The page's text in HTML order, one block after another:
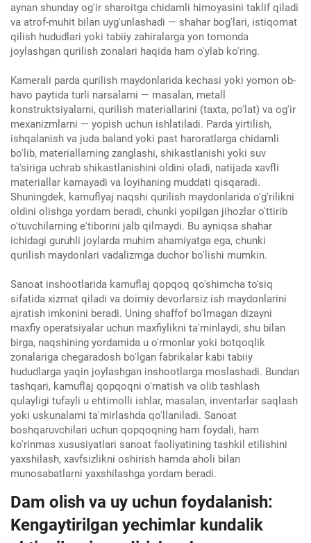
aynan shunday og'ir sharoitga chidamli himoyasini taklif qiladi
va atrof-muhit bilan uyg'unlashadi — shahar bog'lari, istiqomat
qilish hududlari yoki tabiiy zahiralarga yon tomonda
joylashgan qurilish zonalari haqida ham o'ylab ko'ring.
Kamerali parda qurilish maydonlarida kechasi yoki yomon ob-
havo paytida turli narsalarni — masalan, metall
konstruktsiyalarni, qurilish materiallarini (taxta, po'lat) va og'ir
mexanizmlarni — yopish uchun ishlatiladi. Parda yirtilish,
ishqalanish va juda baland yoki past haroratlarga chidamli
bo'lib, materiallarning zanglashi, shikastlanishi yoki suv
ta'siriga uchrab shikastlanishini oldini oladi, natijada xavfli
materiallar kamayadi va loyihaning muddati qisqaradi.
Shuningdek, kamuflyaj naqshi qurilish maydonlarida o'g'rilikni
oldini olishga yordam beradi, chunki yopilgan jihozlar o'ttirib
o'tuvchilarning e'tiborini jalb qilmaydi. Bu ayniqsa shahar
ichidagi guruhli joylarda muhim ahamiyatga ega, chunki
qurilish maydonlari vadalizmga duchor bo'lishi mumkin.
Sanoat inshootlarida kamuflaj qopqoq qo'shimcha to'siq
sifatida xizmat qiladi va doimiy devorlarsiz ish maydonlarini
ajratish imkonini beradi. Uning shaffof bo'lmagan dizayni
maxfiy operatsiyalar uchun maxfiylikni ta'minlaydi, shu bilan
birga, naqshining yordamida u o'rmonlar yoki botqoqlik
zonalariga chegaradosh bo'lgan fabrikalar kabi tabiiy
hududlarga yaqin joylashgan inshootlarga moslashadi. Bundan
tashqari, kamuflaj qopqoqni o'rnatish va olib tashlash
qulayligi tufayli u ehtimolli ishlar, masalan, inventarlar saqlash
yoki uskunalarni ta'mirlashda qo'llaniladi. Sanoat
boshqaruvchilari uchun qopqoqning ham foydali, ham
ko'rinmas xususiyatlari sanoat faoliyatining tashkil etilishini
yaxshilash, xavfsizlikni oshirish hamda aholi bilan
munosabatlarni yaxshilashga yordam beradi.
Dam olish va uy uchun foydalanish:
Kengaytirilgan yechimlar kundalik